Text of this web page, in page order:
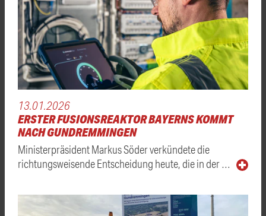
13.01.2026
ERSTER FUSIONSREAKTOR BAYERNS KOMMT
NACH GUNDREMMINGEN
Ministerpräsident Markus Söder verkündete die
richtungsweisende Entscheidung heute, die in der …